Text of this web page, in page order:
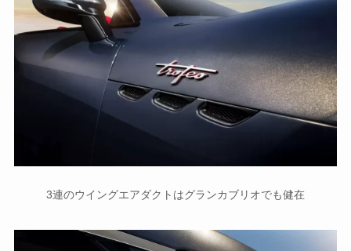
3連のウイングエアダクトはグランカブリオでも健在